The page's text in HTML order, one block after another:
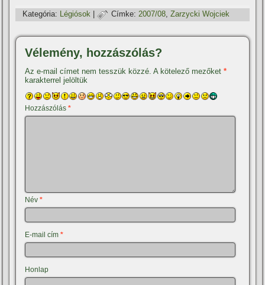
Kategória: Légiósok | Címke: 2007/08,Zarzycki Wojciek
Vélemény, hozzászólás?
Az e-mail címet nem tesszük közzé. A kötelező mezőket*
karakterrel jelöltük
Hozzászólás*
Név*
E-mail cím*
Honlap